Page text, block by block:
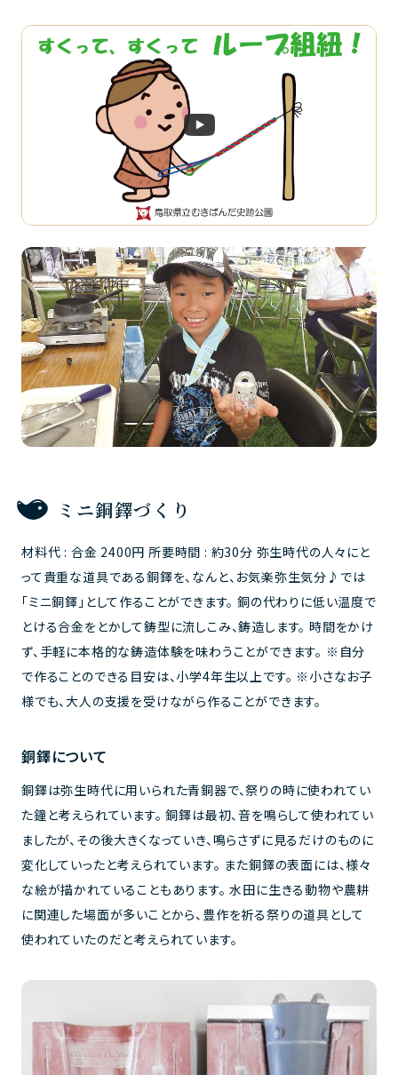
ミニ銅鐸づくり
材料代 : 合金 2400円 所要時間 : 約30分 弥生時代の人々にと
って貴重な道具である銅鐸を、なんと、お気楽弥生気分♪では
「ミニ銅鐸」として作ることができます。 銅の代わりに低い温度で
とける合金をとかして鋳型に流しこみ、鋳造します。 時間をかけ
ず、手軽に本格的な鋳造体験を味わうことができます。 ※自分
で作ることのできる目安は、小学4年生以上です。 ※小さなお子
様でも、大人の支援を受けながら作ることができます。
銅鐸について
銅鐸は弥生時代に用いられた青銅器で、祭りの時に使われてい
た鐘と考えられています。 銅鐸は最初、音を鳴らして使われてい
ましたが、その後大きくなっていき、鳴らさずに見るだけのものに
変化していったと考えられています。 また銅鐸の表面には、様々
な絵が描かれていることもあります。 水田に生きる動物や農耕
に関連した場面が多いことから、豊作を祈る祭りの道具として
使われていたのだと考えられています。